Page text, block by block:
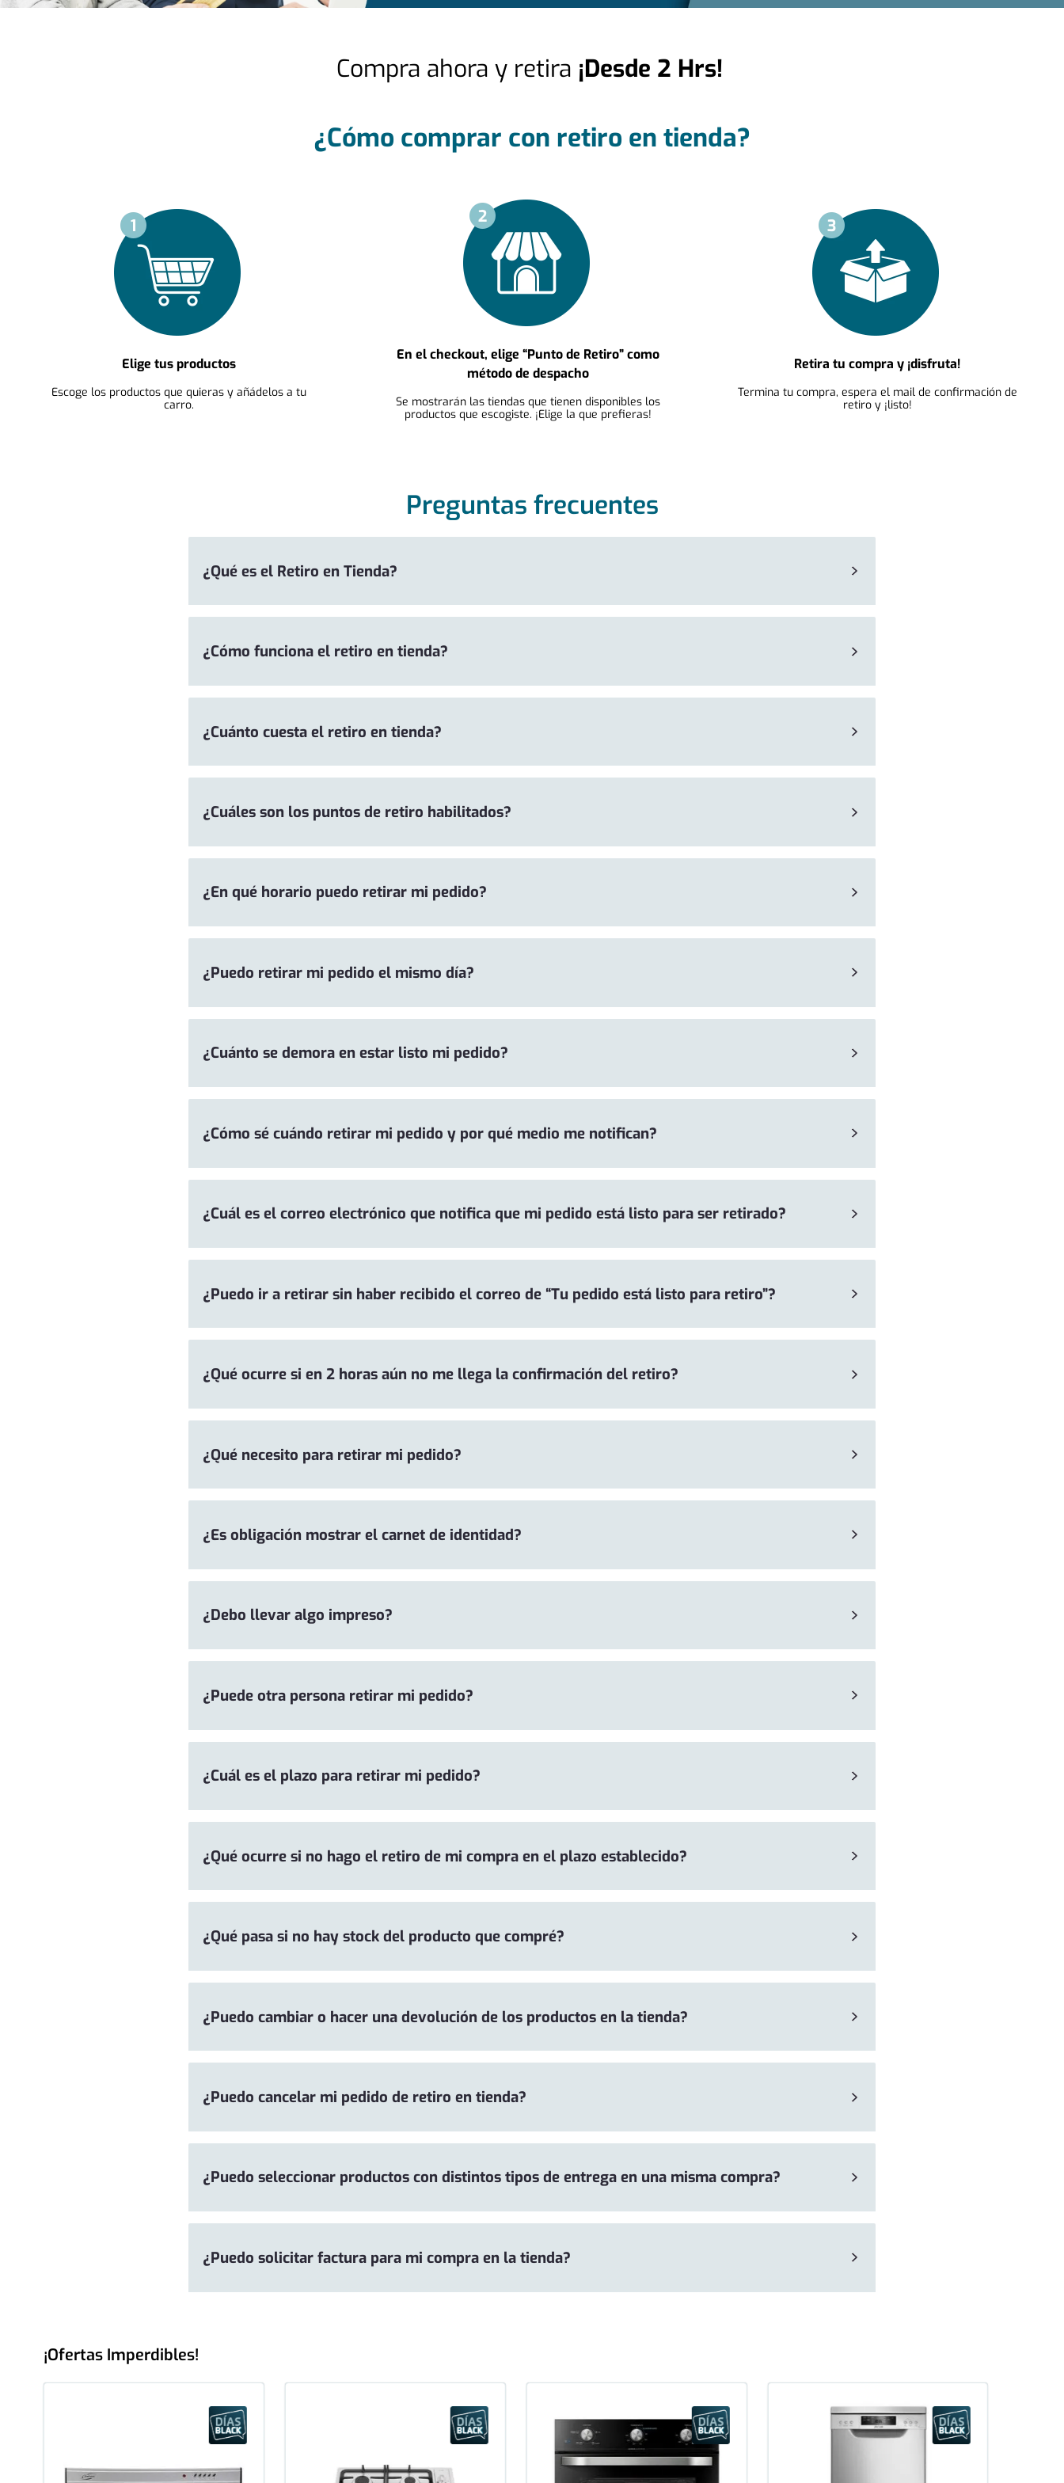
Compra ahora y retira ¡Desde 2 Hrs!
¿Cómo comprar con retiro en tienda?
Elige tus productos
Escoge los productos que quieras y añádelos a tu
carro.
En el checkout, elige “Punto de Retiro” como
método de despacho
Se mostrarán las tiendas que tienen disponibles los
productos que escogiste. ¡Elige la que prefieras!
Retira tu compra y ¡disfruta!
Termina tu compra, espera el mail de confirmación de
retiro y ¡listo!
Preguntas frecuentes
¿Qué es el Retiro en Tienda?
¿Cómo funciona el retiro en tienda?
¿Cuánto cuesta el retiro en tienda?
¿Cuáles son los puntos de retiro habilitados?
¿En qué horario puedo retirar mi pedido?
¿Puedo retirar mi pedido el mismo día?
¿Cuánto se demora en estar listo mi pedido?
¿Cómo sé cuándo retirar mi pedido y por qué medio me notifican?
¿Cuál es el correo electrónico que notifica que mi pedido está listo para ser retirado?
¿Puedo ir a retirar sin haber recibido el correo de “Tu pedido está listo para retiro”?
¿Qué ocurre si en 2 horas aún no me llega la confirmación del retiro?
¿Qué necesito para retirar mi pedido?
¿Es obligación mostrar el carnet de identidad?
¿Debo llevar algo impreso?
¿Puede otra persona retirar mi pedido?
¿Cuál es el plazo para retirar mi pedido?
¿Qué ocurre si no hago el retiro de mi compra en el plazo establecido?
¿Qué pasa si no hay stock del producto que compré?
¿Puedo cambiar o hacer una devolución de los productos en la tienda?
¿Puedo cancelar mi pedido de retiro en tienda?
¿Puedo seleccionar productos con distintos tipos de entrega en una misma compra?
¿Puedo solicitar factura para mi compra en la tienda?
¡Ofertas Imperdibles!